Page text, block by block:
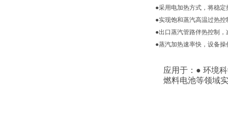
●采用电加热方式，将稳
●实现饱和蒸汽高温过热
●出口蒸汽管路伴热控制
●蒸汽加热速率快，设备
应用于： ● 环境
燃料电池等领域